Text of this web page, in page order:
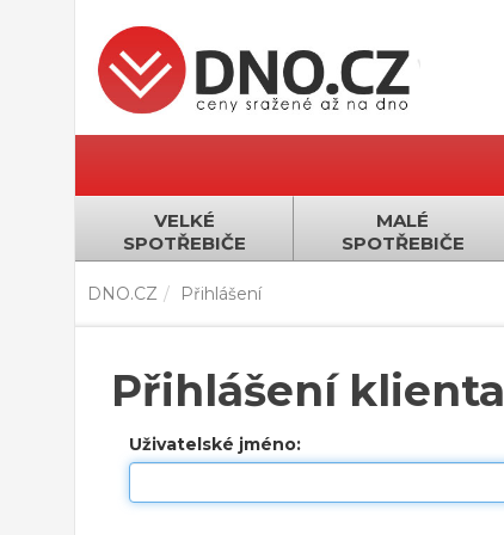
VELKÉ
SPOTŘEBIČE
MALÉ
SPOTŘEBIČE
DNO.CZ Přihlášení
Přihlášení klienta
Uživatelské jméno: